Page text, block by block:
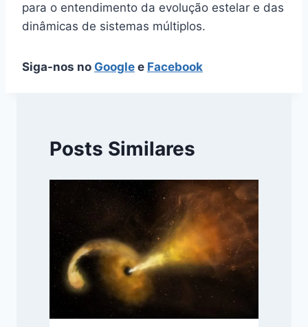
para o entendimento da evolução estelar e das
dinâmicas de sistemas múltiplos.
Siga-nos no Google e Facebook
Posts Similares